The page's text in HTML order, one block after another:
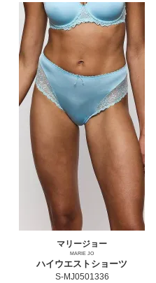
マリージョー
MARIE JO
ハイウエストショーツ
S-MJ0501336